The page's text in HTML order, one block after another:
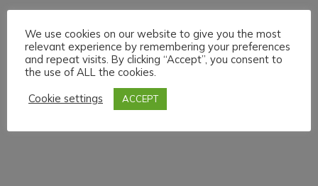
Navigazione
articoli
Articolo precedente
AUGUST 022 LIVE
STREAMING START
Articolo successivo
We use cookies on our website to give you the most
relevant experience by remembering your preferences
and repeat visits. By clicking “Accept”, you consent to
the use of ALL the cookies.
Cookie settings
ACCEPT